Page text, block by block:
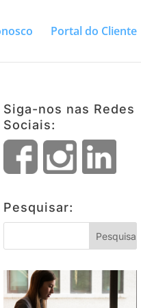
Portal do Cliente
Siga-nos nas Redes
Sociais:
Pesquisar: